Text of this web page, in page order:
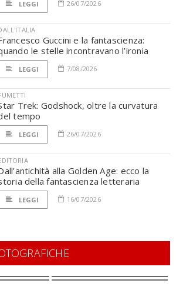
LEGGI 26/07/2026
Guccini e la fantascienza:
le stelle incontravano l’ironia
LEGGI 7/08/2026
Trek: Godshock, oltre la curvatura
tempo
LEGGI 26/07/2026
alla Golden Age: ecco la
della fantascienza letteraria
LEGGI 16/07/2026